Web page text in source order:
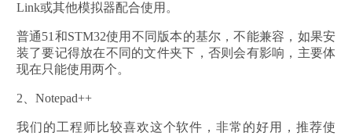
Link或其他模拟器配合使用。
普通51和STM32使用不同版本的基尔，不能兼容，如果安
装了要记得放在不同的文件夹下，否则会有影响，主要体
现在只能使用两个。
2、Notepad++
我们的工程师比较喜欢这个软件，非常的好用，推荐使